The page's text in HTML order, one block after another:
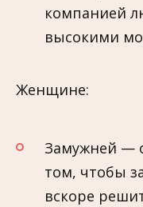
компанией
высокими
Женщине:
Замужней —
том, чтобы
вскоре